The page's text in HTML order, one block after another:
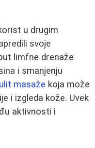
u drugim
svoje
limfne drenaže
i smanjenju
masaže koja može
i izgleda kože. Uvek
aktivnosti i